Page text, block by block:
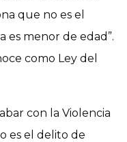
que no es el
es menor de edad”.
como Ley del
con la Violencia
es el delito de